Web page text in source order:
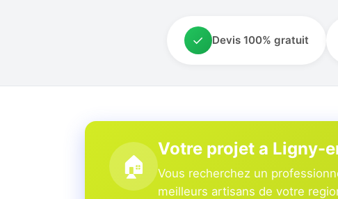
✓ Devis 100% gratuit
🏠
Votre projet a Ligny-
Vous recherchez un
meilleurs artisans de votre